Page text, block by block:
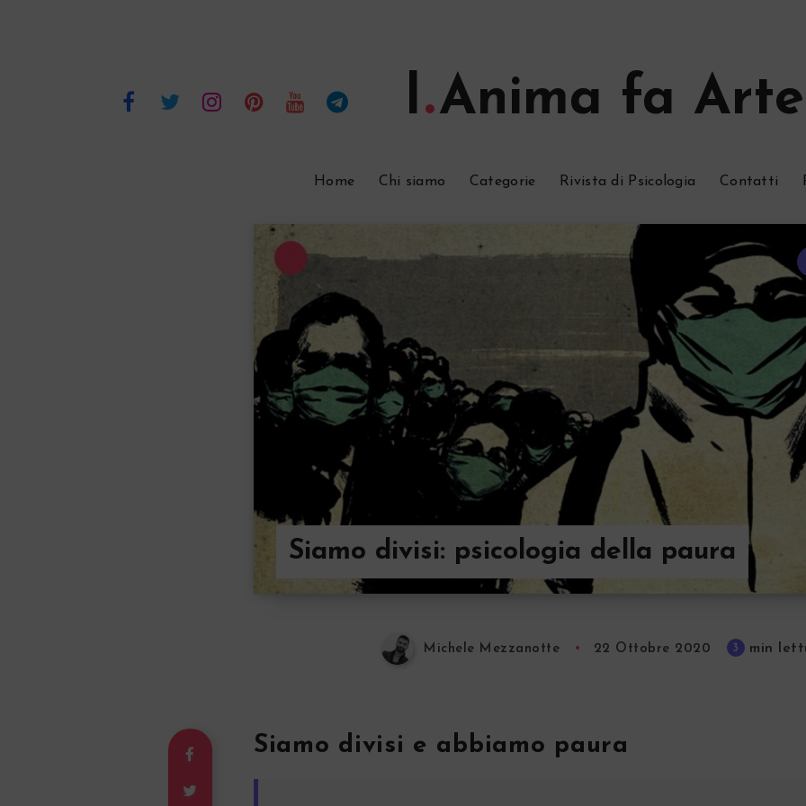
l Anima fa Arte
Home Chi siamo Categorie Rivista di Psicologia Contatti
Siamo divisi: psicologia della paura
Michele Mezzanotte 22 Ottobre 2020 3 min
Siamo divisi e abbiamo paura